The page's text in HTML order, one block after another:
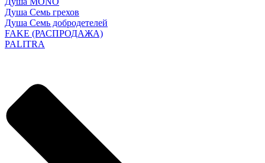
Душа Семь грехов
Душа Семь добродетелей
FAKE (РАСПРОДАЖА)
PALITRA